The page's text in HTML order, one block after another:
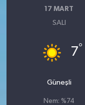
17 MART
SALI
7°
Güneşli
Nem: %74